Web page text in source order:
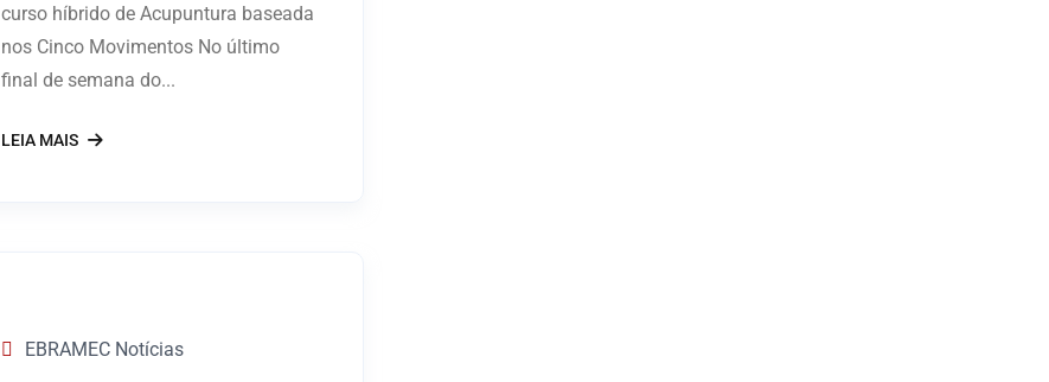
curso híbrido de Acupuntura baseada
nos Cinco Movimentos No último
final de semana do...
LEIA MAIS
EBRAMEC Notícias